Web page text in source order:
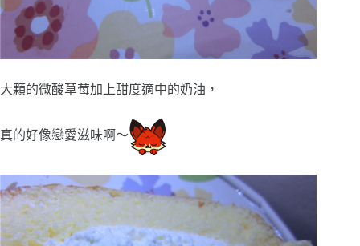
大顆的微酸草莓加上甜度適中的奶油，
真的好像戀愛滋味啊～